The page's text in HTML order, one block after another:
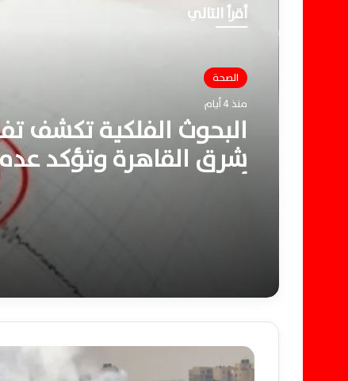
أقرأ التالي
الصحة
منذ 4 أيام
البحوث الفلكية تكشف
شرق القاهرة وتؤكد
أي خسائر بشرية
غ
ز